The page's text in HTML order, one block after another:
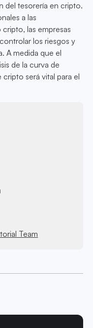
del tesorería en cripto.
a las
las empresas
los riesgos y
A medida que el
de la curva de
será vital para el
Team